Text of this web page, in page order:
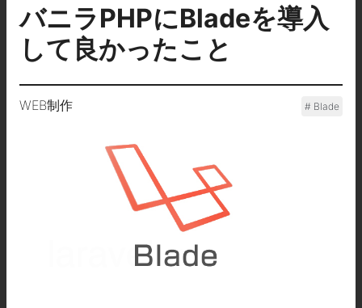
バニラPHPにBladeを導入
して良かったこと
WEB制作 Blade